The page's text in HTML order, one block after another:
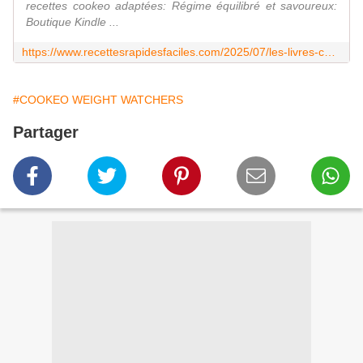
recettes cookeo adaptées: Régime équilibré et savoureux:
Boutique Kindle ...
#COOKEO WEIGHT WATCHERS
Partager